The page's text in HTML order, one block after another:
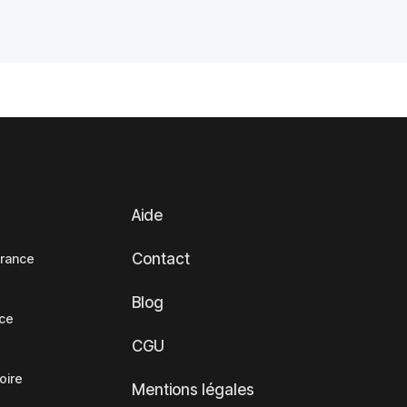
Aide
Contact
Blog
CGU
Mentions légales